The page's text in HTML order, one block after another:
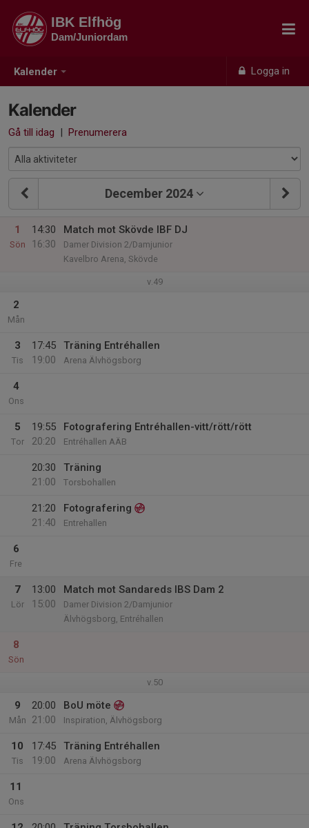
Kalender Logga in
IBK Elfhög
Dam/Juniordam
Kalender
Gå till idag | Prenumerera
December 2024
1
Sön
14:30
16:30
Match mot Skövde IBF DJ
Damer Division 2/Damjunior
Kavelbro Arena, Skövde
v.49
2
Mån
3
Tis
17:45
19:00
Träning Entréhallen
Arena Älvhögsborg
4
Ons
5
Tor
19:55
20:20
Fotografering Entréhallen-vitt/rött/rött
Entréhallen AÄB
20:30
21:00
Träning
Torsbohallen
21:20
21:40
Fotografering
Entrehallen
6
Fre
7
Lör
13:00
15:00
Match mot Sandareds IBS Dam 2
Damer Division 2/Damjunior
Älvhögsborg, Entréhallen
8
Sön
v.50
9
Mån
20:00
21:00
BoU möte
Inspiration, Älvhögsborg
10
Tis
17:45
19:00
Träning Entréhallen
Arena Älvhögsborg
11
Ons